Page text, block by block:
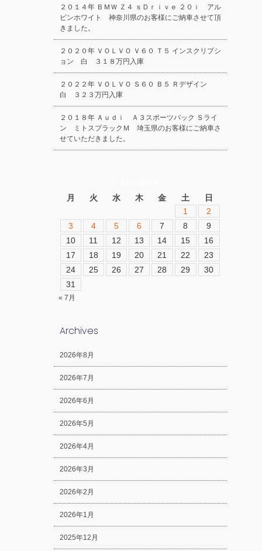
２０１４年 ＢＭＷ Ｚ４ ｓＤｒｉｖｅ ２０ｉ アル
ピンホワイト 神奈川県のお客様にご納車させて頂
きました。
２０２０年 ＶＯＬＶＯ Ｖ６０ Ｔ５ インスクリプシ
ョン 白 ３１８万円入庫
２０２２年 ＶＯＬＶＯ Ｓ６０ Ｂ５ Ｒデザイン
白 ３２３万円入庫
２０１８年 Ａｕｄｉ Ａ３スポーツバック Ｓライ
ン ミトスブラックＭ 埼玉県のお客様にご納車さ
せていただきました。
月
火 水 木 金 土
日
1
2
3
4 5 6 7 8
9
10
11 12 13 14 15
16
17
18 19 20 21 22
23
24
25 26 27 28 29
30
31
« 7月
Archives
2026年8月
2026年7月
2026年6月
2026年5月
2026年4月
2026年3月
2026年2月
2026年1月
2025年12月